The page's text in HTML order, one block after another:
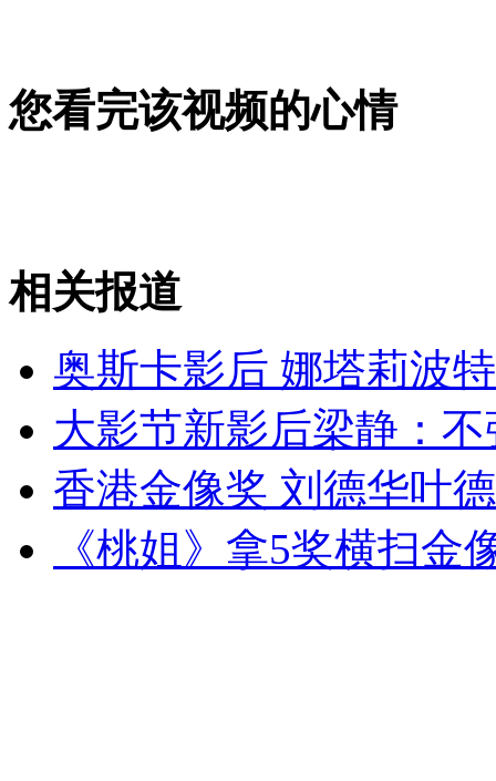
划小艇看鲸鱼 离得太近被撞翻
山西运城恶犬咬伤多人 警民合力深夜将其击毙
女孩北京地铁殴打老人 痛下狠手拳打脚踢
无痛分娩是否安全 医生回应
外交部：反对强权政治霸凌主义
您看完该视频的心情
相关报道
奥斯卡影后 娜塔莉波
大影节新影后梁静：
香港金像奖 刘德华叶
《桃姐》拿5奖横扫